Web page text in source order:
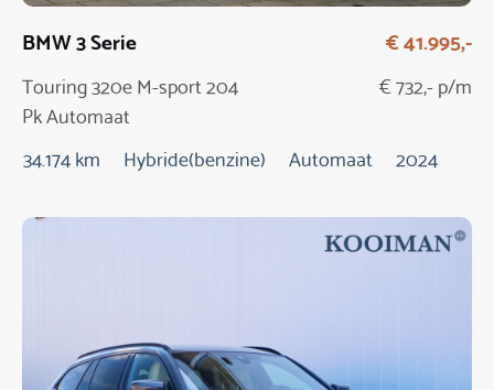
BMW 3 Serie
Touring 320e M-sport 204
Pk Automaat
€ 41.995,-
€ 732,- p/m
34.174 km Hybride(benzine) Automaat 2024